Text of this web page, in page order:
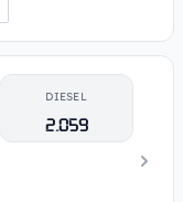
DIESEL
2.059